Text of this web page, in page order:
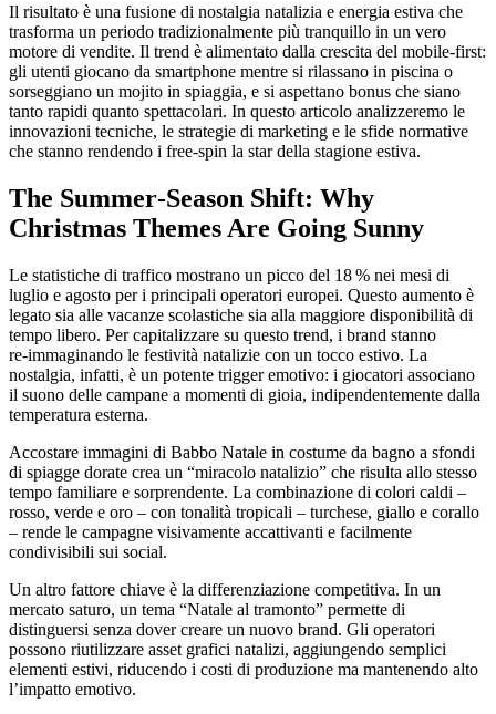
Il risultato è una fusione di nostalgia natalizia e energia estiva che
trasforma un periodo tradizionalmente più tranquillo in un vero
motore di vendite. Il trend è alimentato dalla crescita del mobile‑first:
gli utenti giocano da smartphone mentre si rilassano in piscina o
sorseggiano un mojito in spiaggia, e si aspettano bonus che siano
tanto rapidi quanto spettacolari. In questo articolo analizzeremo le
innovazioni tecniche, le strategie di marketing e le sfide normative
che stanno rendendo i free‑spin la star della stagione estiva.
The Summer‑Season Shift: Why
Christmas Themes Are Going Sunny
Le statistiche di traffico mostrano un picco del 18 % nei mesi di
luglio e agosto per i principali operatori europei. Questo aumento è
legato sia alle vacanze scolastiche sia alla maggiore disponibilità di
tempo libero. Per capitalizzare su questo trend, i brand stanno
re‑immaginando le festività natalizie con un tocco estivo. La
nostalgia, infatti, è un potente trigger emotivo: i giocatori associano
il suono delle campane a momenti di gioia, indipendentemente dalla
temperatura esterna.
Accostare immagini di Babbo Natale in costume da bagno a sfondi
di spiagge dorate crea un “miracolo natalizio” che risulta allo stesso
tempo familiare e sorprendente. La combinazione di colori caldi –
rosso, verde e oro – con tonalità tropicali – turchese, giallo e corallo
– rende le campagne visivamente accattivanti e facilmente
condivisibili sui social.
Un altro fattore chiave è la differenziazione competitiva. In un
mercato saturo, un tema “Natale al tramonto” permette di
distinguersi senza dover creare un nuovo brand. Gli operatori
possono riutilizzare asset grafici natalizi, aggiungendo semplici
elementi estivi, riducendo i costi di produzione ma mantenendo alto
l’impatto emotivo.